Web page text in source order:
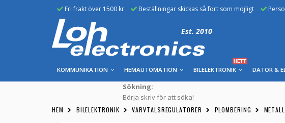
Fri frakt över 1500 kr Beställningar skickas så fort som möjligt
Est. 2010
KOMMUNIKATION HEMAUTOMATION BILELEKTRONIK
HETT
DATOR &
Sökning:
Börja skriv för att söka!
HEM BILELEKTRONIK VARVTALSREGULATORER PLOMBERING